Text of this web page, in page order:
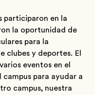
participaron en la
la oportunidad de
para la
clubes y deportes. El
eventos en el
para ayudar a
campus, nuestra